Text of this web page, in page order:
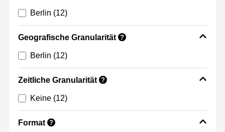
Berlin (12)
Geografische Granularität ?
Berlin (12)
Zeitliche Granularität ?
Keine (12)
Format ?